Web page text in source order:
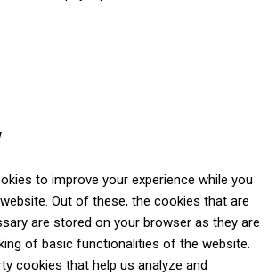
to improve your experience while you
Out of these, the cookies that are
are stored on your browser as they are
of basic functionalities of the website.
cookies that help us analyze and